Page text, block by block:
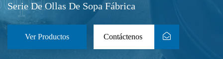
Serie De Ollas De Sopa Fábrica
Ver Productos Contáctenos